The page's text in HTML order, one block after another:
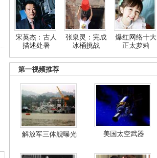
宋英杰：古人
描述处暑
张泉灵：完成
冰桶挑战
爆红网络十大
正太萝莉
第一视频推荐
解放军三体舰曝光 美国太空武器